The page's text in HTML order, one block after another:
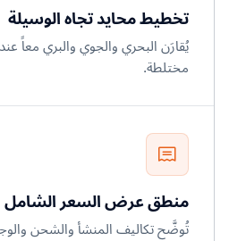
تخطيط محايد تجاه الوسيلة
يُقارَن البحري والجوي والبري معاً
مختلطة.
منطق عرض السعر الشامل
تُوضَّح تكاليف المنشأ والشحن